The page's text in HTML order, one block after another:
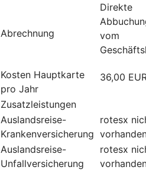
Abrechnung
Direkte
vom
Kosten Hauptkarte
pro Jahr
36,00
Zusatzleistungen
Auslandsreise-
Krankenversicherung
rotesx
Auslandsreise-
Unfallversicherung
rotesx